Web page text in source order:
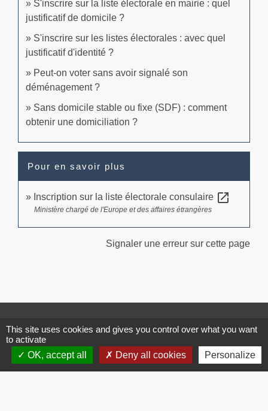
S'inscrire sur la liste électorale en mairie : quel
justificatif de domicile ?
S'inscrire sur les listes électorales : avec quel
justificatif d'identité ?
Peut-on voter sans avoir signalé son
déménagement ?
Sans domicile stable ou fixe (SDF) : comment
obtenir une domiciliation ?
Pour en savoir plus
Inscription sur la liste électorale consulaire open_in_new
Ministère chargé de l'Europe et des affaires étrangères
Signaler une erreur sur cette page
3 place de la Mairie
34190 Brissac - FRANCE
+33 4 67 73 71 56
This site uses cookies and gives you control over what you want
to activate
OK, accept all
Deny all cookies Personalize